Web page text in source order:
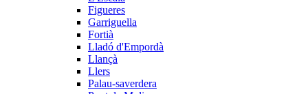
Figueres
Garriguella
Fortià
Lladó d'Empordà
Llançà
Llers
Palau-saverdera